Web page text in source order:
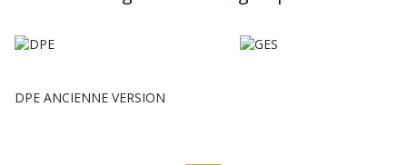
DPE ANCIENNE VERSION